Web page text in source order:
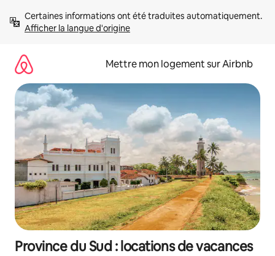
directement
Afficher la langue d'origine
Mettre mon logement sur Airbnb
Province du Sud : locations de vacances